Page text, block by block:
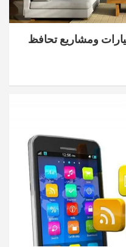
ومشاريع تحافظ